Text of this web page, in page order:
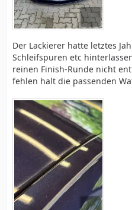
Der Lackierer hatte letztes
Schleifspuren etc
reinen Finish-Runde nicht
fehlen halt die passenden